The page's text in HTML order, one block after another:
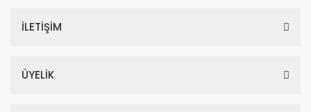
İLETİŞİM
ÜYELİK